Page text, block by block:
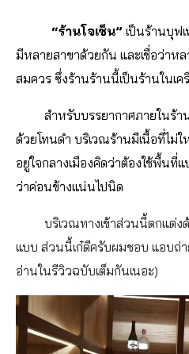
“ร้านโจเซ็น” เป็นร้านบุฟ
มีหลายสาขาด้วยกัน และเชื่อว่า
สมควร ซึ่งร้านร้านนี้เป็นร้านในเค
สำหรับบรรยากาศภายในร้า
ด้วยโทนดำ บริเวณร้านมีเนื้อที่ไม่
อยู่ใจกลางเมืองคิดว่าต้องใช้พื้นที่
ว่าค่อนข้างแน่นไปนิด
บริเวณทางเข้าส่วนนี้ตกแต่
แบบ ส่วนนี้เก๋ดีครับผมชอบ แอบถ่า
อ่านในรีวิวฉบับเต็มกันเนอะ)